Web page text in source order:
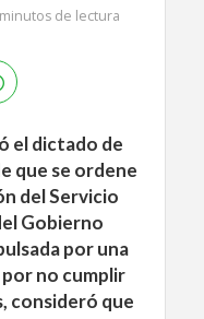
de lectura
el dictado de
que se ordene
del Servicio
Gobierno
por una
no cumplir
consideró que